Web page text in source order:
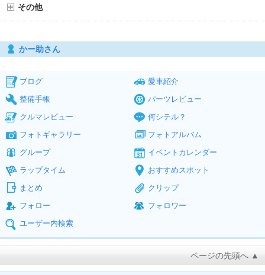
その他
かー助さん
ブログ
愛車紹介
整備手帳
パーツレビュー
クルマレビュー
何シテル？
フォトギャラリー
フォトアルバム
グループ
イベントカレンダー
ラップタイム
おすすめスポット
まとめ
クリップ
フォロー
フォロワー
ユーザー内検索
ページの先頭へ ▲